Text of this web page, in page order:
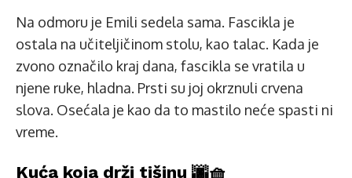
Na odmoru je Emili sedela sama. Fascikla je
ostala na učiteljičinom stolu, kao talac. Kada je
zvono označilo kraj dana, fascikla se vratila u
njene ruke, hladna. Prsti su joj okrznuli crvena
slova. Osećala je kao da to mastilo neće spasti ni
vreme.
Kuća koja drži tišinu 🌆🧺